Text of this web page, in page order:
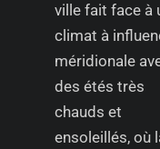
ville fait face à
climat à
méridionale
des étés très
chauds et
ensoleillés, où